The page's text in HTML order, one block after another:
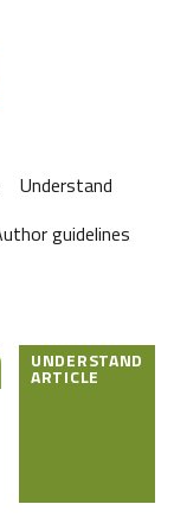
Understand
guidelines
UNDERSTAND
ARTICLE